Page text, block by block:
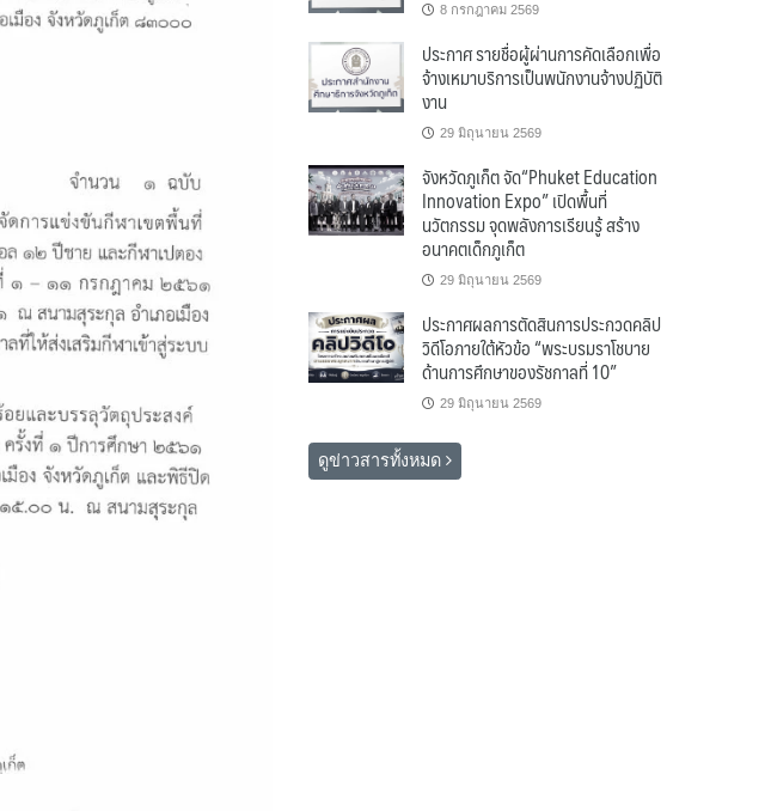
8 กรกฎาคม 2569
ประกาศ รายชื่อผู้ผ่านการคัดเลือกเพื่อ
จ้างเหมาบริการเป็นพนักงานจ้างปฏิบัติ
งาน
29 มิถุนายน 2569
จังหวัดภูเก็ต จัด“Phuket Education
Innovation Expo” เปิดพื้นที่
นวัตกรรม จุดพลังการเรียนรู้ สร้าง
อนาคตเด็กภูเก็ต
29 มิถุนายน 2569
ประกาศผลการตัดสินการประกวดคลิป
วิดีโอภายใต้หัวข้อ “พระบรมราโชบาย
ด้านการศึกษาของรัชกาลที่ 10”
29 มิถุนายน 2569
ดูข่าวสารทั้งหมด